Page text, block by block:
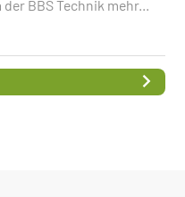
BBS Technik mehr...